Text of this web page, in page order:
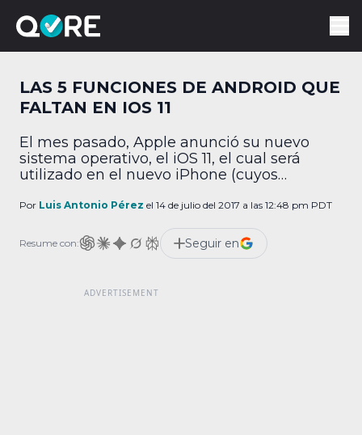
LAS 5 FUNCIONES DE ANDROID QUE
FALTAN EN IOS 11
El mes pasado, Apple anunció su nuevo
sistema operativo, el iOS 11, el cual será
utilizado en el nuevo iPhone (cuyos
iPads de nueva generación. Cuando
cuenta cada iteración del SO de Apple, nos
podemos percatar de nuevas funciones que
Por Luis Antonio Pérez el 14 de julio del 2017 a las 12:48 pm PDT
Resume con: Seguir en